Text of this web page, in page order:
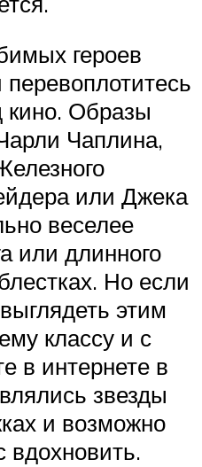
героев
кино. Образы
Чаплина,
или Джека
веселее
или длинного
Но если
этим
классу и с
в интернете в
звезды
и возможно
вдохновить.